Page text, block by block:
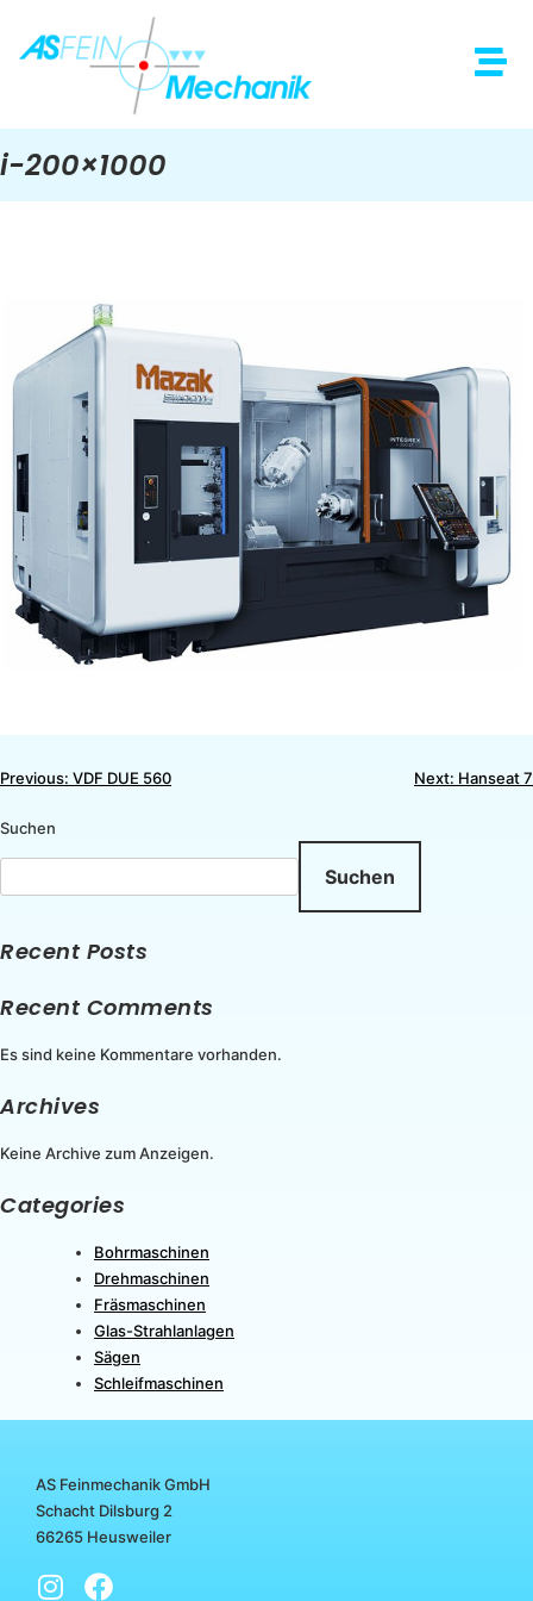
i-200×1000
Previous: VDF DUE 560 Next: Hanseat 7
Suchen
Suchen
Recent Posts
Recent Comments
Es sind keine Kommentare vorhanden.
Archives
Keine Archive zum Anzeigen.
Categories
Bohrmaschinen
Drehmaschinen
Fräsmaschinen
Glas-Strahlanlagen
Sägen
Schleifmaschinen
AS Feinmechanik GmbH
Schacht Dilsburg 2
66265 Heusweiler